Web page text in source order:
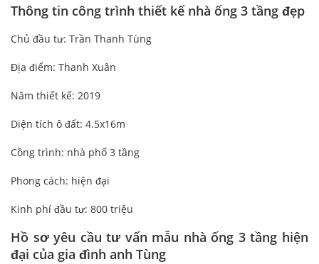
Thông tin công trình thiết kế nhà ống 3 tầng đẹp
Chủ đầu tư: Trần Thanh Tùng
Địa điểm: Thanh Xuân
Năm thiết kế: 2019
Diện tích ô đất: 4.5x16m
Cồng trình: nhà phố 3 tầng
Phong cách: hiện đại
Kinh phí đầu tư: 800 triệu
Hồ sơ yêu cầu tư vấn mẫu nhà ống 3 tầng hiện
đại của gia đình anh Tùng